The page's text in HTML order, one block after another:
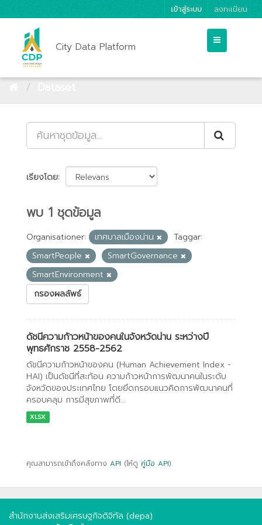
เข้าสู่ระบบ ลงทะเบียน
City Data Platform
เรียงโดย
พบ 1 ชุดข้อมูล
Organisationer: เทศบาลเมืองน่าน
Taggar:
SmartPeople
SmartGovernance
SmartEnvironment
กรองผลลัพธ์
ดัชนีความก้าวหน้าของคนในจังหวัดน่าน ระหว่างปี
พุทธศักราช 2558-2562
ดัชนีความก้าวหน้าของคน (Human Achievement Index -
HAI) เป็นดัชนีที่สะท้อน ความก้าวหน้าการพัฒนาคนในระดับ
จังหวัดของประเทศไทย โดยยึดกรอบแนวคิดการพัฒนาคนที่
ครอบคลุม การมีสุขภาพที่ดี...
XLSX
คุณสามารถเข้าถึงคลังทาง API (ให้ดู คู่มือ API).
สำนักงานส่งเสริมเศรษฐกิจดิจิทัล (depa)